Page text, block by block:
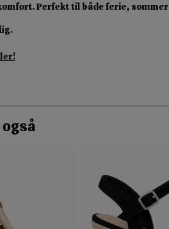
Perfekt til både ferie,